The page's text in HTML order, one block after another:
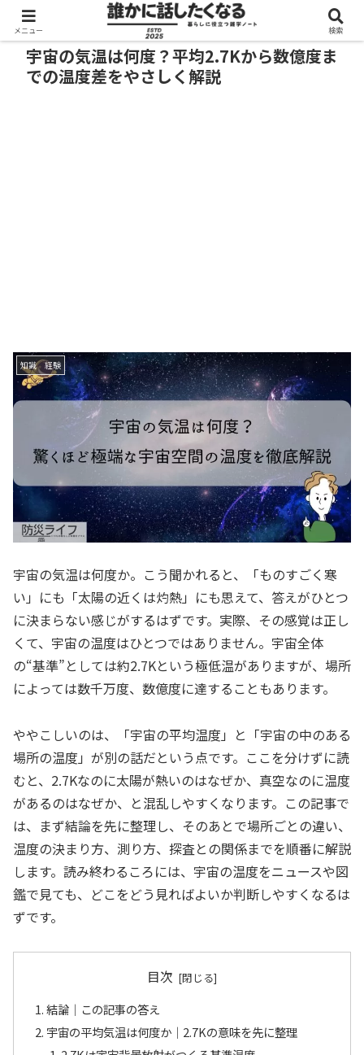
宇宙の気温は何度？平均2.7Kから数億度ま
での温度差をやさしく解説
知識 経験
宇宙の気温は何度か。こう聞かれると、「ものすごく寒
い」にも「太陽の近くは灼熱」にも思えて、答えがひとつ
に決まらない感じがするはずです。実際、その感覚は正し
くて、宇宙の温度はひとつではありません。宇宙全体
の“基準”としては約2.7Kという極低温がありますが、場所
によっては数千万度、数億度に達することもあります。
ややこしいのは、「宇宙の平均温度」と「宇宙の中のある
場所の温度」が別の話だという点です。ここを分けずに読
むと、2.7Kなのに太陽が熱いのはなぜか、真空なのに温度
があるのはなぜか、と混乱しやすくなります。この記事で
は、まず結論を先に整理し、そのあとで場所ごとの違い、
温度の決まり方、測り方、探査との関係までを順番に解説
します。読み終わるころには、宇宙の温度をニュースや図
鑑で見ても、どこをどう見ればよいか判断しやすくなるは
ずです。
目次
結論｜この記事の答え
宇宙の平均気温は何度か｜2.7Kの意味を先に整理
メニュー 検索